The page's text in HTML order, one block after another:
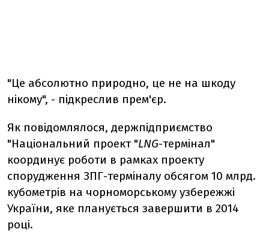
"Це абсолютно природно, це не на шкоду
нікому", - підкреслив прем'єр.
Як повідомлялося, держпідприємство
"Національний проект "LNG-термінал"
координує роботи в рамках проекту
спорудження ЗПГ-терміналу обсягом 10 млрд.
кубометрів на чорноморському узбережжі
України, яке планується завершити в 2014
році.